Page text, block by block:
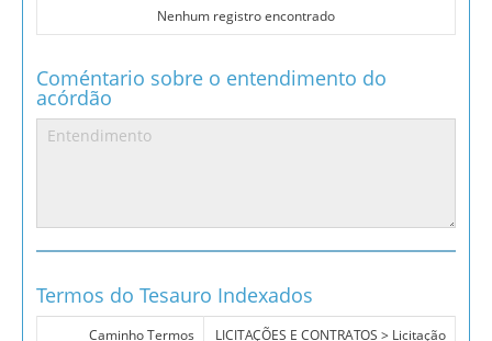
Nenhum registro encontrado
Coméntario sobre o entendimento do
acórdão
Termos do Tesauro Indexados
Caminho Termos LICITAÇÕES E CONTRATOS > Licitação